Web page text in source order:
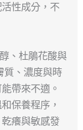
性成分，不
、杜鵑花酸與
質、濃度與時
帶來不適。
保養程序，
癢與敏感發